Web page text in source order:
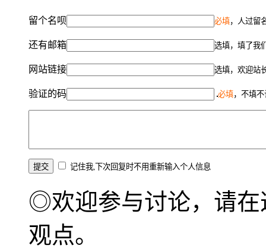
留个名呗 必填，人过留
还有邮箱 选填，填了我
网站链接 选填，欢迎站
验证的码 必填，不填
记住我,下次回复时不用重新输入个人信息
◎欢迎参与讨论，请在
观点。